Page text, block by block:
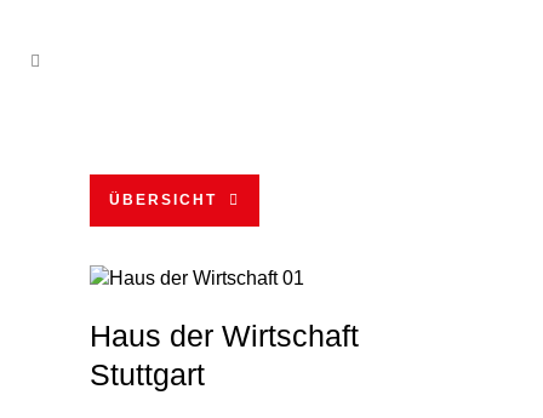
ÜBERSICHT
Haus der Wirtschaft
Stuttgart